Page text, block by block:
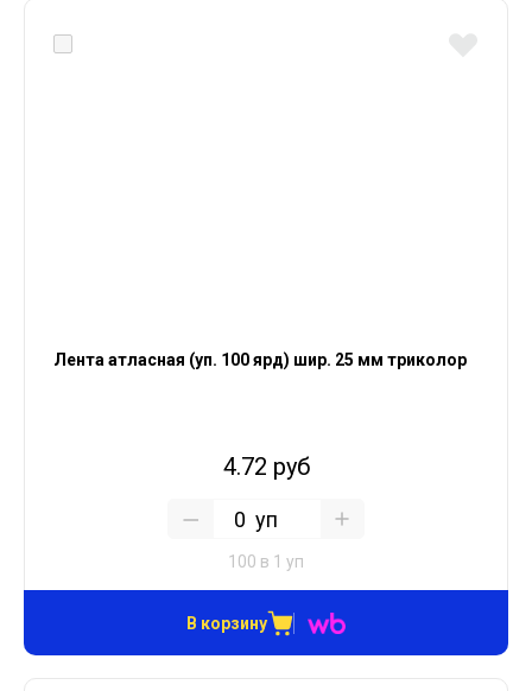
Лента атласная (уп. 100 ярд) шир. 25 мм триколор
4.72 руб
уп
100 в 1 уп
В корзину